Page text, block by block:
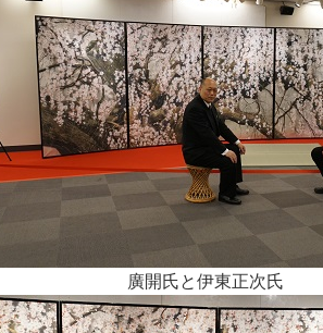
廣開氏と伊東正次氏